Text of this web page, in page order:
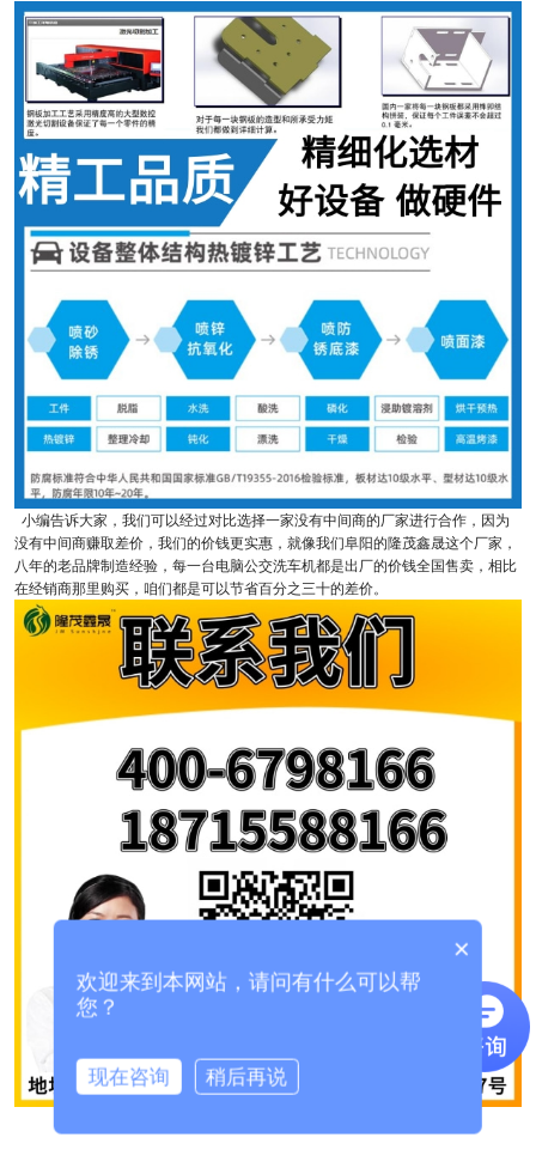
小编告诉大家，我们可以经过对比选择一家没有中间商的厂家进行合作，因为
没有中间商赚取差价，我们的价钱更实惠，就像我们阜阳的隆茂鑫晟这个厂家，
八年的老品牌制造经验，每一台电脑公交洗车机都是出厂的价钱全国售卖，相比
在经销商那里购买，咱们都是可以节省百分之三十的差价。
×
欢迎来到本网站，请问有什么可以帮
您？
现在咨询 稍后再说